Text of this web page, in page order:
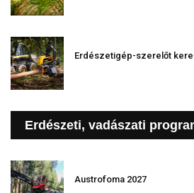
Erdészetigép-szerelőt
Erdészeti, vadászati
Austrofoma 2027